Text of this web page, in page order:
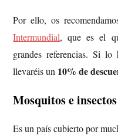
Por ello, os
Intermundial, que es el
grandes referencias. Si lo
llevaréis un 10% de
Mosquitos e
Es un país cubierto por